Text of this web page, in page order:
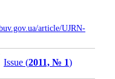
article/UJRN-
Issue (2011, № 1)